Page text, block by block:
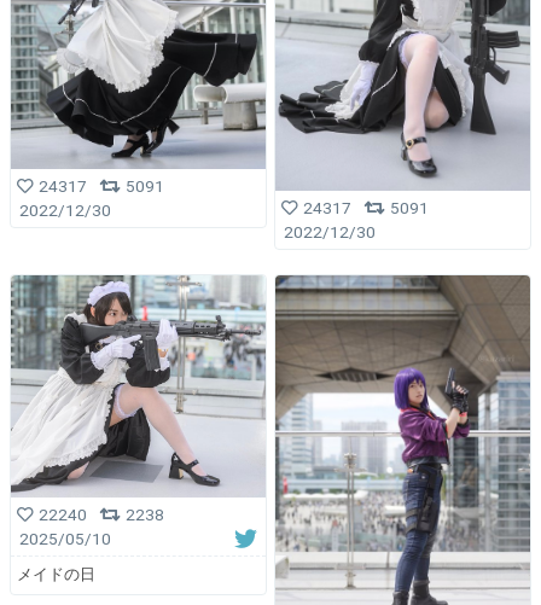
24317
5091
2022/12/30
24317
5091
2022/12/30
22240
2238
2025/05/10
メイドの日